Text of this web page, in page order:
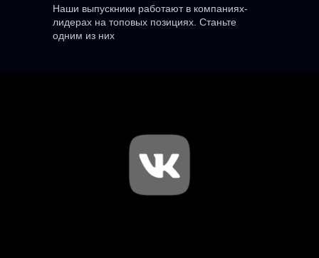
Наши выпускники работают в компаниях-
лидерах на топовых позициях. Станьте
одним из них